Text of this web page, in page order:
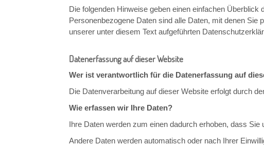
Die folgenden Hinweise geben einen einfachen
Personenbezogene Daten sind alle Daten, mit denen
unserer unter diesem Text aufgeführten
Datenerfassung auf dieser Website
Wer ist verantwortlich für die Datenerfassung auf
Die Datenverarbeitung auf dieser Website erfolgt durch
Wie erfassen wir Ihre Daten?
Ihre Daten werden zum einen dadurch erhoben, dass
Andere Daten werden automatisch oder nach Ihrer